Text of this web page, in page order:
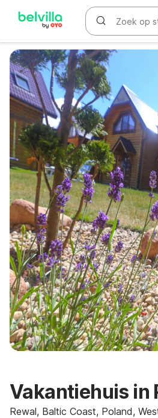
WIZARD MEMBER
Vakantiehuis in
Rewal, Baltic Coast, Poland,